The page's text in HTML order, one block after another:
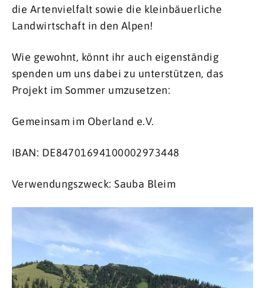
die Artenvielfalt sowie die kleinbäuerliche
Landwirtschaft in den Alpen!
Wie gewohnt, könnt ihr auch eigenständig
spenden um uns dabei zu unterstützen, das
Projekt im Sommer umzusetzen:
Gemeinsam im Oberland e.V.
IBAN: DE84701694100002973448
Verwendungszweck: Sauba Bleim